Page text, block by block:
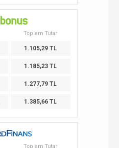
Toplam Tutar
1.105,29 TL
1.185,23 TL
1.277,79 TL
1.385,66 TL
Toplam Tutar